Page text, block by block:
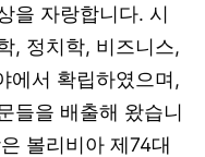
을 자랑합니다. 시
, 정치학, 비즈니스,
에서 확립하였으며,
들을 배출해 왔습니
볼리비아 제74대